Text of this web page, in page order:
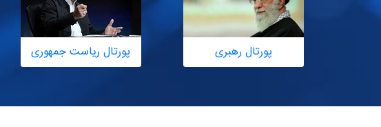
پورتال رهبری پورتال ریاست جمهوری